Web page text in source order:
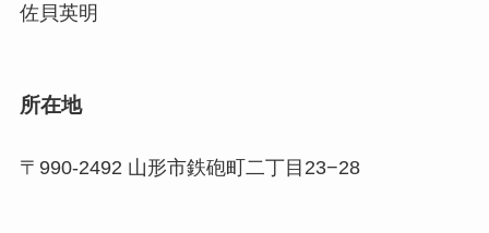
佐貝英明
所在地
〒990-2492 山形市鉄砲町二丁目23−28